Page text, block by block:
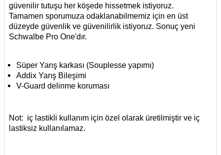
güvenilir tutuşu her köşede hissetmek istiyoruz.
Tamamen sporumuza odaklanabilmemiz için en üst
düzeyde güvenlik ve güvenilirlik istiyoruz. Sonuç yeni
Schwalbe Pro One'dır.
Süper Yarış karkası (Souplesse yapımı)
Addix Yarış Bileşimi
V-Guard delinme koruması
Not: iç lastikli kullanım için özel olarak üretilmiştir ve iç
lastiksiz kullanılamaz.